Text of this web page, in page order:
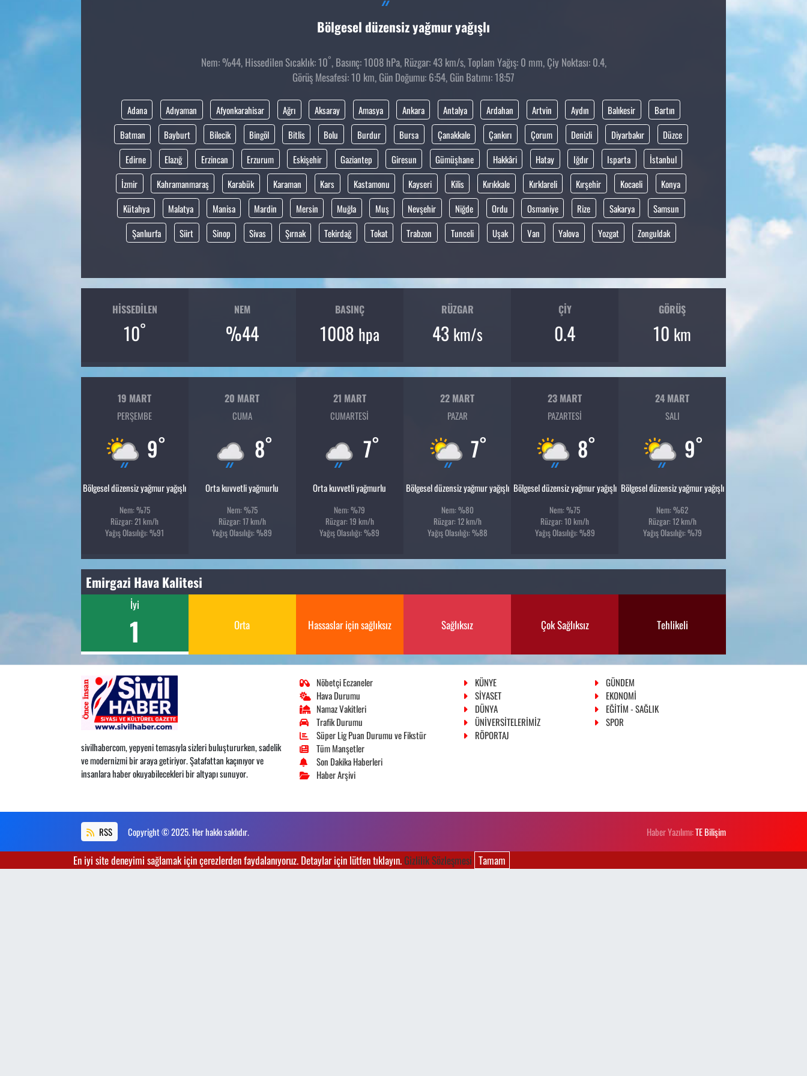
Bölgesel düzensiz yağmur yağışlı
Nem: %44, Hissedilen Sıcaklık: 10°, Basınç: 1008 hPa, Rüzgar: 43 km/s, Toplam Yağış: 0 mm, Çiy Noktası: 0.4,
Görüş Mesafesi: 10 km, Gün Doğumu: 6:54, Gün Batımı: 18:57
Adana Adıyaman Afyonkarahisar Ağrı Aksaray Amasya Ankara Antalya Ardahan Artvin Aydın Balıkesir
Bartın
Batman
Bayburt Bilecik Bingöl Bitlis Bolu Burdur Bursa Çanakkale Çankırı Çorum Denizli Diyarbakır
Düzce
Edirne
Elazığ Erzincan Erzurum Eskişehir Gaziantep Giresun Gümüşhane Hakkâri Hatay Iğdır Isparta
İstanbul
İzmir
Kahramanmaraş Karabük Karaman Kars Kastamonu Kayseri Kilis Kırıkkale Kırklareli Kırşehir Kocaeli
Konya
Kütahya
Malatya Manisa Mardin Mersin Muğla Muş Nevşehir Niğde Ordu Osmaniye Rize Sakarya
Samsun
Şanlıurfa
Siirt Sinop Sivas Şırnak Tekirdağ Tokat Trabzon Tunceli Uşak Van Yalova Yozgat Zonguldak
HISSEDILEN
10°
NEM
%44
BASINÇ
1008 hpa
RÜZGAR
43 km/s
ÇIY
0.4
GÖRÜŞ
10 km
19 MART
PERŞEMBE
9°
Bölgesel düzensiz yağmur yağışlı
Nem: %75
Rüzgar: 21 km/h
Yağış Olasılığı: %91
20 MART
CUMA
8°
Orta kuvvetli yağmurlu
Nem: %75
Rüzgar: 17 km/h
Yağış Olasılığı: %89
21 MART
CUMARTESI
7°
Orta kuvvetli yağmurlu
Nem: %79
Rüzgar: 19 km/h
Yağış Olasılığı: %89
22 MART
PAZAR
7°
Bölgesel düzensiz yağmur yağışlı
Nem: %80
Rüzgar: 12 km/h
Yağış Olasılığı: %88
23 MART
PAZARTESI
8°
Bölgesel düzensiz yağmur yağışlı
Nem: %75
Rüzgar: 10 km/h
Yağış Olasılığı: %89
24 MART
SALI
9°
Bölgesel düzensiz yağmur yağışlı
Nem: %62
Rüzgar: 12 km/h
Yağış Olasılığı: %79
Emirgazi Hava Kalitesi
İyi
1 Orta Hassaslar için sağlıksız Sağlıksız Çok Sağlıksız Tehlikeli
sivilhabercom, yepyeni temasıyla sizleri buluştururken, sadelik
ve modernizmi bir araya getiriyor. Şatafattan kaçınıyor ve
insanlara haber okuyabilecekleri bir altyapı sunuyor.
Nöbetçi Eczaneler
Hava Durumu
Namaz Vakitleri
Trafik Durumu
Süper Lig Puan Durumu ve Fikstür
Tüm Manşetler
Son Dakika Haberleri
Haber Arşivi
KÜNYE
GÜNDEM
SİYASET
EKONOMİ
DÜNYA
EĞİTİM - SAĞLIK
ÜNİVERSİTELERİMİZ
SPOR
RÖPORTAJ
RSS Copyright © 2025. Her hakkı saklıdır. Haber Yazılımı:TE Bilişim
En iyi site deneyimi sağlamak için çerezlerden faydalanıyoruz. Detaylar için lütfen tıklayın.Gizlilik Sözleşmesi Tamam